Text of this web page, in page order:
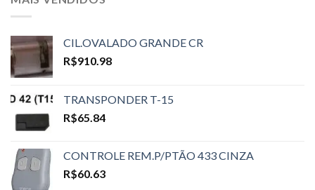
CIL.OVALADO GRANDE CR
R$910.98
TRANSPONDER T-15
R$65.84
CONTROLE REM.P/PTÃO 433 CINZA
R$60.63